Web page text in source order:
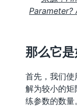
那么它
首先，我们
解为较小的矩
练参数的数